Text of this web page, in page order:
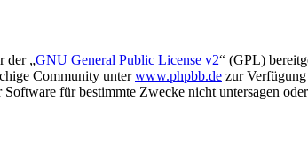
der „GNU General Public License v2“ (GPL)
Community unterwww.phpbb.de zur
für bestimmte Zwecke nicht untersagen